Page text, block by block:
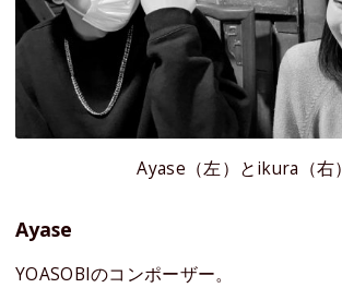
Ayase（左）とikura（右）
Ayase
YOASOBIのコンポーザー。